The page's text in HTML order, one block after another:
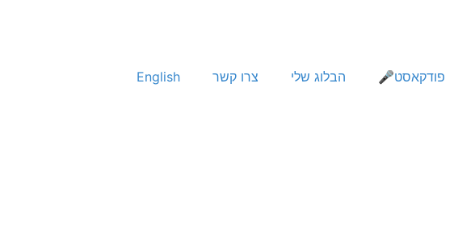
פודקאסט🎤 הבלוג שלי צרו קשר English